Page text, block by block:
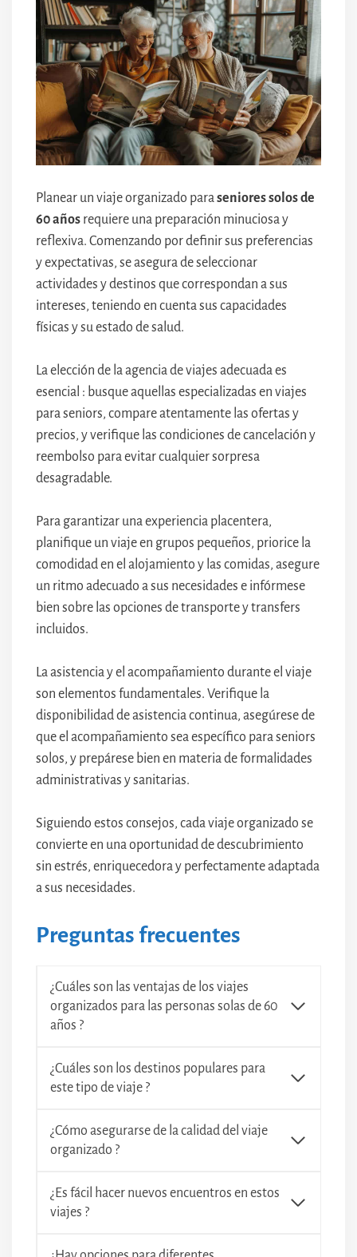
Planear un viaje organizado paraseniores solos de
60 años requiere una preparación minuciosa y
reflexiva. Comenzando por definir sus preferencias
y expectativas, se asegura de seleccionar
actividades y destinos que correspondan a sus
intereses, teniendo en cuenta sus capacidades
físicas y su estado de salud.
La elección de la agencia de viajes adecuada es
esencial : busque aquellas especializadas en viajes
para seniors, compare atentamente las ofertas y
precios, y verifique las condiciones de cancelación y
reembolso para evitar cualquier sorpresa
desagradable.
Para garantizar una experiencia placentera,
planifique un viaje en grupos pequeños, priorice la
comodidad en el alojamiento y las comidas, asegure
un ritmo adecuado a sus necesidades e infórmese
bien sobre las opciones de transporte y transfers
incluidos.
La asistencia y el acompañamiento durante el viaje
son elementos fundamentales. Verifique la
disponibilidad de asistencia continua, asegúrese de
que el acompañamiento sea específico para seniors
solos, y prepárese bien en materia de formalidades
administrativas y sanitarias.
Siguiendo estos consejos, cada viaje organizado se
convierte en una oportunidad de descubrimiento
sin estrés, enriquecedora y perfectamente adaptada
a sus necesidades.
Preguntas frecuentes
¿Cuáles son las ventajas de los viajes
organizados para las personas solas de 60
años ?
¿Cuáles son los destinos populares para
este tipo de viaje ?
¿Cómo asegurarse de la calidad del viaje
organizado ?
¿Es fácil hacer nuevos encuentros en estos
viajes ?